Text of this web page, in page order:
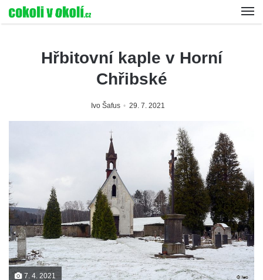
Hřbitovní kaple v Horní
Chřibské
Ivo Šafus 29. 7. 2021
7. 4. 2021